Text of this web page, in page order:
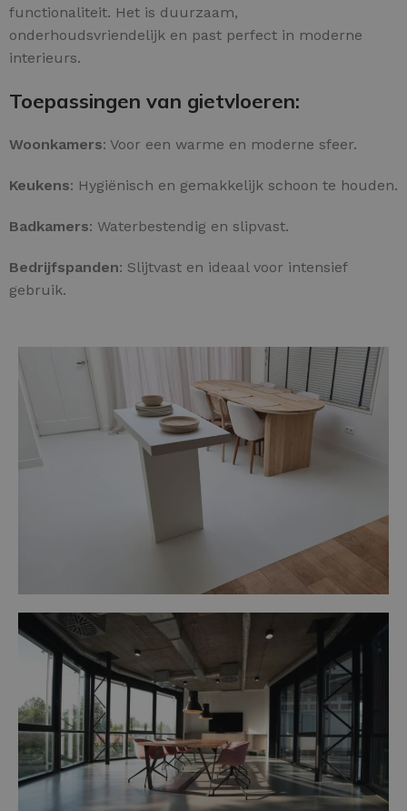
functionaliteit. Het is duurzaam,
onderhoudsvriendelijk en past perfect in moderne
interieurs.
Toepassingen van gietvloeren:
Woonkamers: Voor een warme en moderne sfeer.
Keukens: Hygiënisch en gemakkelijk schoon te houden.
Badkamers: Waterbestendig en slipvast.
Bedrijfspanden: Slijtvast en ideaal voor intensief
gebruik.